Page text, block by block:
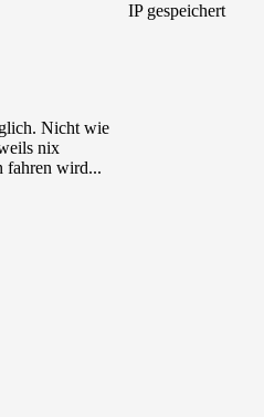
IP gespeichert
Nicht wie
nix
fahren wird...